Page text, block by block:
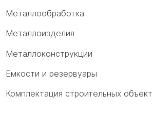
Металлообработка
Металлоизделия
Металлоконструкции
Емкости и резервуары
Комплектация строительных